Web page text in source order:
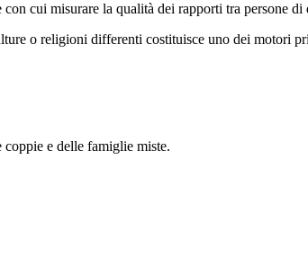
cui misurare la qualità dei rapporti tra persone
o religioni differenti costituisce uno dei motori
e delle famiglie miste.